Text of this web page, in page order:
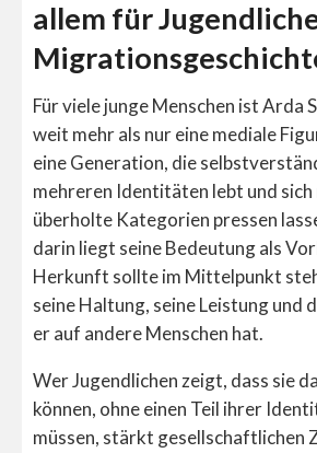
allem für
Für viele junge Menschen ist Arda
weit mehr als nur eine mediale
eine Generation, die
mehreren Identitäten lebt und sich
überholte Kategorien pressen
darin liegt seine Bedeutung als
Herkunft sollte im Mittelpunkt
seine Haltung, seine Leistung und
er auf andere Menschen hat.
Wer Jugendlichen zeigt, dass sie
können, ohne einen Teil ihrer
müssen, stärkt gesellschaftlichen